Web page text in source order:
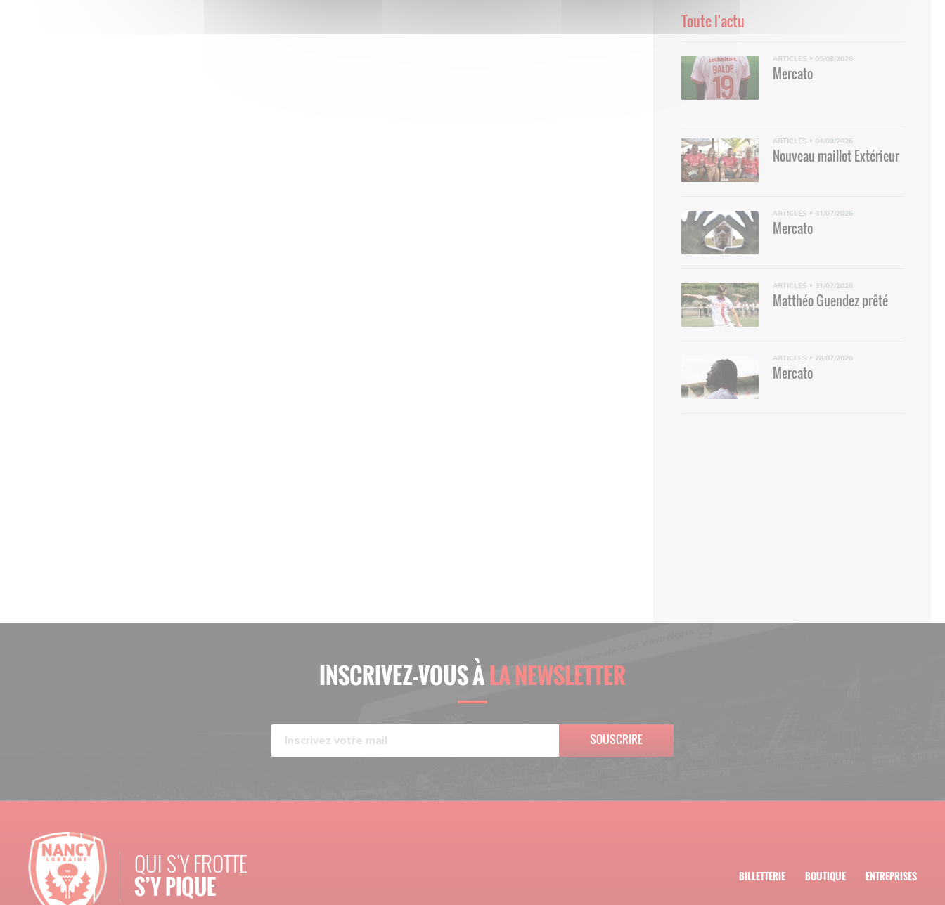
Toute l'actu
ARTICLES • 05/08/2026
Mercato
ARTICLES • 04/08/2026
Nouveau maillot Extérieur
ARTICLES • 31/07/2026
Mercato
ARTICLES • 31/07/2026
Matthéo Guendez prêté
ARTICLES • 28/07/2026
Mercato
INSCRIVEZ-VOUS ÀLA NEWSLETTER
SOUSCRIRE
QUI S'Y FROTTE
S’Y PIQUE BILLETTERIE BOUTIQUE ENTREPRISES